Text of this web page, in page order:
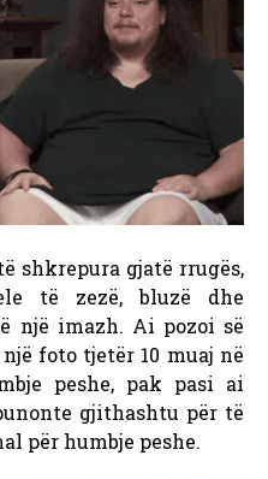
shkrepura gjatë rrugës,
të zezë, bluzë dhe
një imazh. Ai pozoi së
foto tjetër 10 muaj në
peshe, pak pasi ai
gjithashtu për të
për humbje peshe.